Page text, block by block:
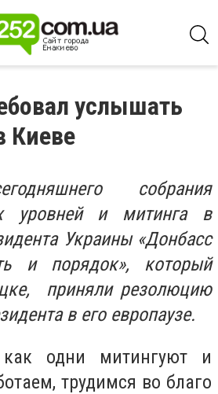
услышать
Киеве
собрания
уровней и митинга в
Украины «Донбасс
и порядок», который
приняли резолюцию
в его европаузе.
одни митингуют и
трудимся во благо